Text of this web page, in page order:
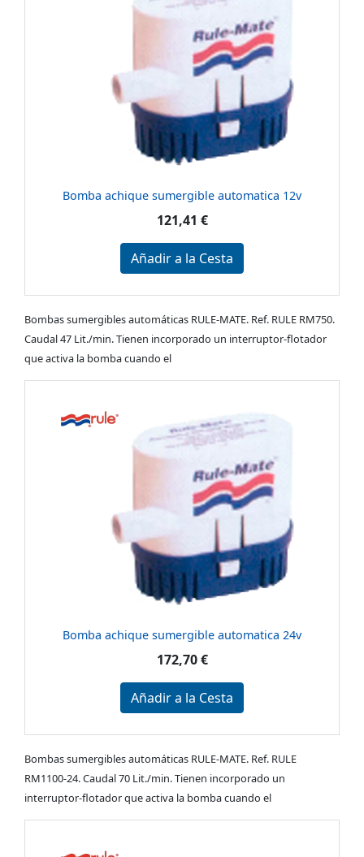
Bomba achique sumergible automatica 12v
121,41 €
Añadir a la Cesta
Bombas sumergibles automáticas RULE-MATE. Ref. RULE RM750.
Caudal 47 Lit./min. Tienen incorporado un interruptor-flotador
que activa la bomba cuando el
Bomba achique sumergible automatica 24v
172,70 €
Añadir a la Cesta
Bombas sumergibles automáticas RULE-MATE. Ref. RULE
RM1100-24. Caudal 70 Lit./min. Tienen incorporado un
interruptor-flotador que activa la bomba cuando el